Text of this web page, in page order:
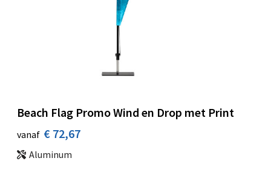
Beach Flag Promo Wind en Drop met Print
vanaf € 72,67
Aluminum